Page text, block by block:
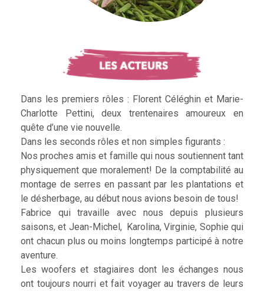
Dans les premiers rôles : Florent Céléghin et Marie-
Charlotte Pettini, deux trentenaires amoureux en
quête d’une vie nouvelle.
Dans les seconds rôles et non simples figurants :
Nos proches amis et famille qui nous soutiennent tant
physiquement que moralement! De la comptabilité au
montage de serres en passant par les plantations et
le désherbage, au début nous avions besoin de tous!
Fabrice qui travaille avec nous depuis plusieurs
saisons, et Jean-Michel, Karolina, Virginie, Sophie qui
ont chacun plus ou moins longtemps participé à notre
aventure.
Les woofers et stagiaires dont les échanges nous
ont toujours nourri et fait voyager au travers de leurs